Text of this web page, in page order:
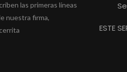
las primeras líneas
nuestra firma,
ESTE